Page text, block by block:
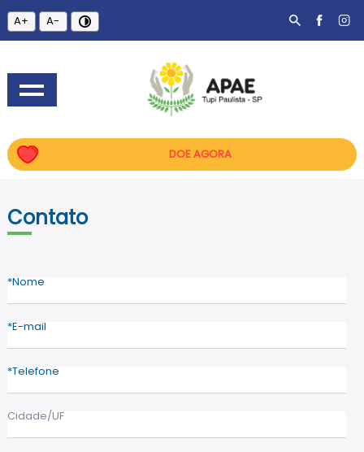
A+ A-
DOE AGORA
Contato
Nome
E-mail
Telefone
Cidade/UF